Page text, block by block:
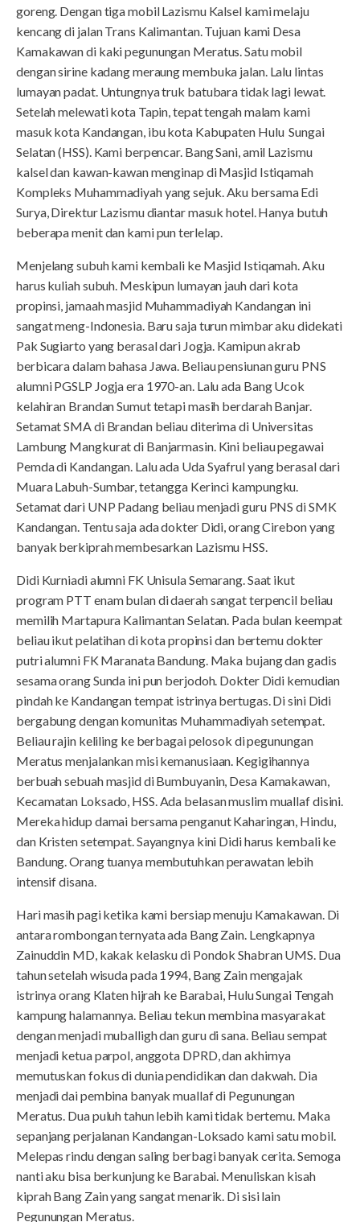
goreng. Dengan tiga mobil Lazismu Kalsel kami melaju
kencang di jalan Trans Kalimantan. Tujuan kami Desa
Kamakawan di kaki pegunungan Meratus. Satu mobil
dengan sirine kadang meraung membuka jalan. Lalu lintas
lumayan padat. Untungnya truk batubara tidak lagi lewat.
Setelah melewati kota Tapin, tepat tengah malam kami
masuk kota Kandangan, ibu kota Kabupaten Hulu Sungai
Selatan (HSS). Kami berpencar. Bang Sani, amil Lazismu
kalsel dan kawan-kawan menginap di Masjid Istiqamah
Kompleks Muhammadiyah yang sejuk. Aku bersama Edi
Surya, Direktur Lazismu diantar masuk hotel. Hanya butuh
beberapa menit dan kami pun terlelap.
Menjelang subuh kami kembali ke Masjid Istiqamah. Aku
harus kuliah subuh. Meskipun lumayan jauh dari kota
propinsi, jamaah masjid Muhammadiyah Kandangan ini
sangat meng-Indonesia. Baru saja turun mimbar aku didekati
Pak Sugiarto yang berasal dari Jogja. Kamipun akrab
berbicara dalam bahasa Jawa. Beliau pensiunan guru PNS
alumni PGSLP Jogja era 1970-an. Lalu ada Bang Ucok
kelahiran Brandan Sumut tetapi masih berdarah Banjar.
Setamat SMA di Brandan beliau diterima di Universitas
Lambung Mangkurat di Banjarmasin. Kini beliau pegawai
Pemda di Kandangan. Lalu ada Uda Syafrul yang berasal dari
Muara Labuh-Sumbar, tetangga Kerinci kampungku.
Setamat dari UNP Padang beliau menjadi guru PNS di SMK
Kandangan. Tentu saja ada dokter Didi, orang Cirebon yang
banyak berkiprah membesarkan Lazismu HSS.
Didi Kurniadi alumni FK Unisula Semarang. Saat ikut
program PTT enam bulan di daerah sangat terpencil beliau
memilih Martapura Kalimantan Selatan. Pada bulan keempat
beliau ikut pelatihan di kota propinsi dan bertemu dokter
putri alumni FK Maranata Bandung. Maka bujang dan gadis
sesama orang Sunda ini pun berjodoh. Dokter Didi kemudian
pindah ke Kandangan tempat istrinya bertugas. Di sini Didi
bergabung dengan komunitas Muhammadiyah setempat.
Beliau rajin keliling ke berbagai pelosok di pegunungan
Meratus menjalankan misi kemanusiaan. Kegigihannya
berbuah sebuah masjid di Bumbuyanin, Desa Kamakawan,
Kecamatan Loksado, HSS. Ada belasan muslim muallaf disini.
Mereka hidup damai bersama penganut Kaharingan, Hindu,
dan Kristen setempat. Sayangnya kini Didi harus kembali ke
Bandung. Orang tuanya membutuhkan perawatan lebih
intensif disana.
Hari masih pagi ketika kami bersiap menuju Kamakawan. Di
antara rombongan ternyata ada Bang Zain. Lengkapnya
Zainuddin MD, kakak kelasku di Pondok Shabran UMS. Dua
tahun setelah wisuda pada 1994, Bang Zain mengajak
istrinya orang Klaten hijrah ke Barabai, Hulu Sungai Tengah
kampung halamannya. Beliau tekun membina masyarakat
dengan menjadi muballigh dan guru di sana. Beliau sempat
menjadi ketua parpol, anggota DPRD, dan akhirnya
memutuskan fokus di dunia pendidikan dan dakwah. Dia
menjadi dai pembina banyak muallaf di Pegunungan
Meratus. Dua puluh tahun lebih kami tidak bertemu. Maka
sepanjang perjalanan Kandangan-Loksado kami satu mobil.
Melepas rindu dengan saling berbagi banyak cerita. Semoga
nanti aku bisa berkunjung ke Barabai. Menuliskan kisah
kiprah Bang Zain yang sangat menarik. Di sisi lain
Pegunungan Meratus.